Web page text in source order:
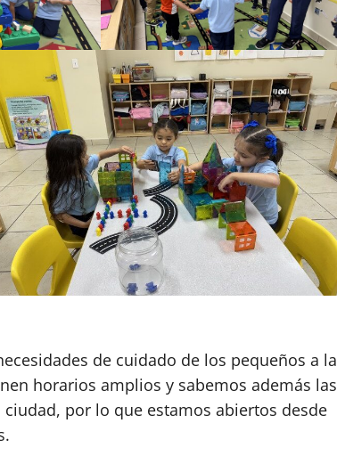
de cuidado de los pequeños a la
horarios amplios y sabemos además las
por lo que estamos abiertos desde